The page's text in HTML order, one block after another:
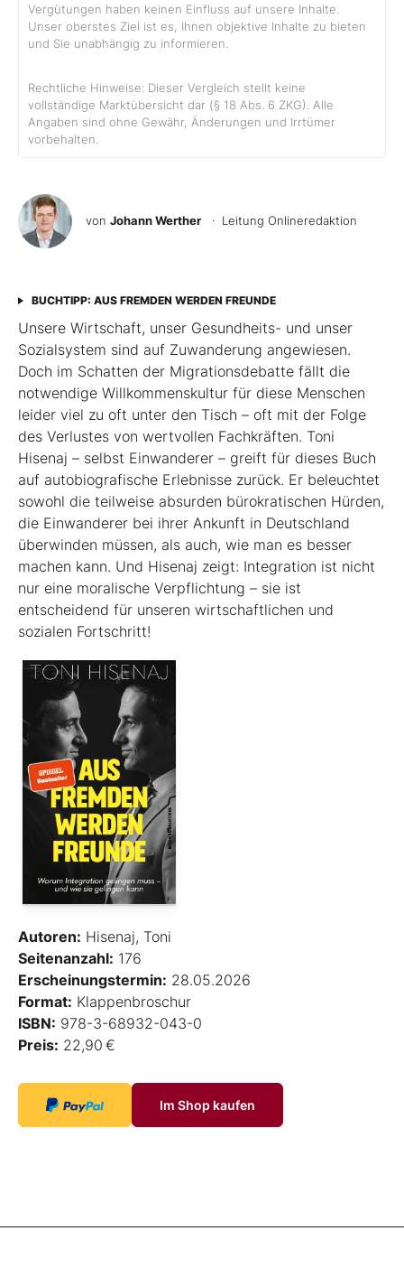
Vergütungen haben keinen Einfluss auf unsere Inhalte.
Unser oberstes Ziel ist es, Ihnen objektive Inhalte zu bieten
und Sie unabhängig zu informieren.
Rechtliche Hinweise: Dieser Vergleich stellt keine
vollständige Marktübersicht dar (§ 18 Abs. 6 ZKG). Alle
Angaben sind ohne Gewähr, Änderungen und Irrtümer
vorbehalten.
von Johann Werther · Leitung Onlineredaktion
BUCHTIPP: AUS FREMDEN WERDEN FREUNDE
Unsere Wirtschaft, unser Gesundheits- und unser
Sozialsystem sind auf Zuwanderung angewiesen.
Doch im Schatten der Migrationsdebatte fällt die
notwendige Willkommenskultur für diese Menschen
leider viel zu oft unter den Tisch – oft mit der Folge
des Verlustes von wertvollen Fachkräften. Toni
Hisenaj – selbst Einwanderer – greift für dieses Buch
auf autobiografische Erlebnisse zurück. Er beleuchtet
sowohl die teilweise absurden bürokratischen Hürden,
die Einwanderer bei ihrer Ankunft in Deutschland
überwinden müssen, als auch, wie man es besser
machen kann. Und Hisenaj zeigt: Integration ist nicht
nur eine moralische Verpflichtung – sie ist
entscheidend für unseren wirtschaftlichen und
sozialen Fortschritt!
Autoren: Hisenaj, Toni
Seitenanzahl: 176
Erscheinungstermin: 28.05.2026
Format: Klappenbroschur
ISBN: 978-3-68932-043-0
Preis: 22,90 €
Im Shop kaufen